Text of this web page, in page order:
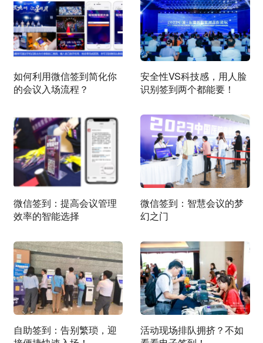
如何利用微信签到简化你
的会议入场流程？
安全性VS科技感，用人脸
识别签到两个都能要！
微信签到：提高会议管理
效率的智能选择
微信签到：智慧会议的梦
幻之门
​自助签到：告别繁琐，迎
活动现场排队拥挤？不如